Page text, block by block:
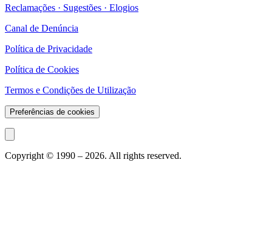
Reclamações · Sugestões · Elogios
Canal de Denúncia
Política de Privacidade
Política de Cookies
Termos e Condições de Utilização
Preferências de cookies
Copyright © 1990 – 2026. All rights reserved.